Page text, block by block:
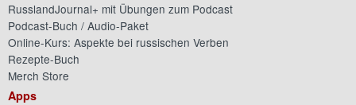
RusslandJournal+ mit Übungen zum Podcast
Podcast-Buch / Audio-Paket
Online-Kurs: Aspekte bei russischen Verben
Rezepte-Buch
Merch Store
Apps